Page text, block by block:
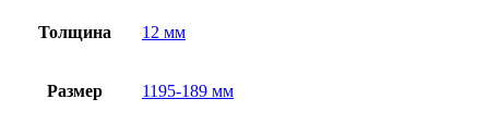
Толщина 12 мм
Размер 1195-189 мм